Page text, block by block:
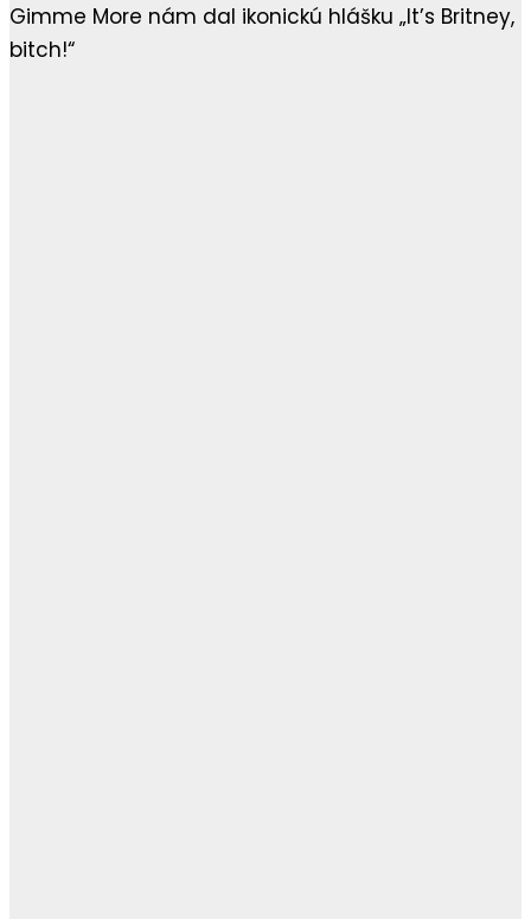
Gimme More nám dal ikonickú hlášku „It’s Britney,
bitch!“